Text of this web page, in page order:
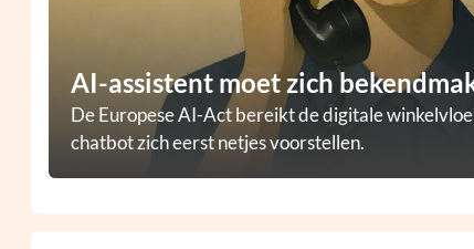
AI-assistent moet zich
De Europese AI-Act bereikt de digitale
chatbot zich eerst netjes voorstellen.